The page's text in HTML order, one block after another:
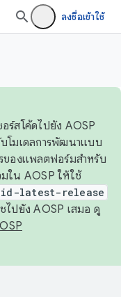
ลงชื่อเข้าใช้
ร์สโค้ดไปยัง AOSP
โมเดลการพัฒนาแบบ
ของแพลตฟอร์มสำหรับ
ใน AOSP ให้ใช้
latest-release
ไปยัง AOSP เสมอ ดู